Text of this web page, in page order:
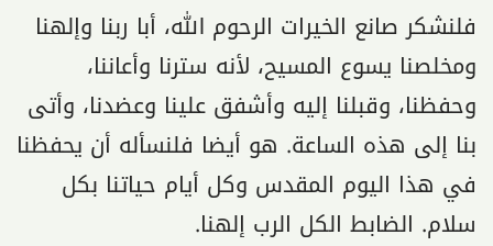
فلنشكر صانع الخيرات الرحوم الله، أبا ربنا وإلهنا
ومخلصنا يسوع المسيح، لأنه سترنا وأعاننا،
وحفظنا، وقبلنا إليه وأشفق علينا وعضدنا، وأتى
بنا إلى هذه الساعة. هو أيضا فلنسأله أن يحفظنا
في هذا اليوم المقدس وكل أيام حياتنا بكل
سلام. الضابط الكل الرب إلهنا.